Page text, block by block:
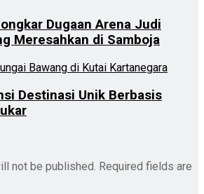
Dugaan Arena Judi
Meresahkan di Samboja
Destinasi Unik Berbasis
not be published. Required fields are